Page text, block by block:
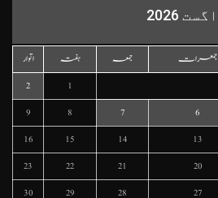
اگست 2026
جمعرات جمعہ ہفتہ
اتوار
1
2
6
7
8
9
13
14
15
16
20
21
22
23
27
28
29
30